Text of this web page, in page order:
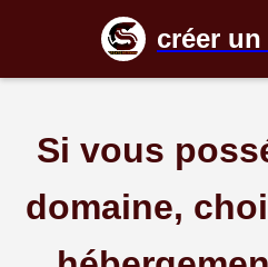
créer
Si vous
domaine,